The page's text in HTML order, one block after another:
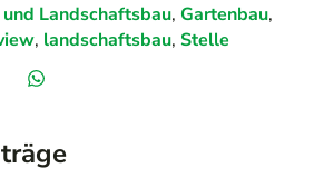
Landschaftsbau, Gartenbau,
, landschaftsbau, Stelle